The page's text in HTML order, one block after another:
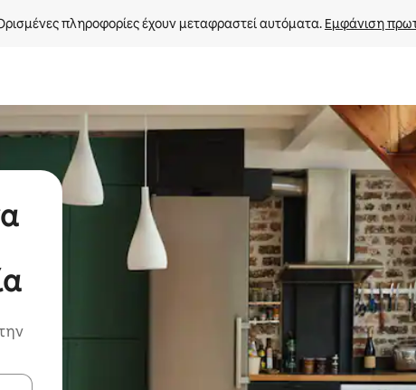
πληροφορίες έχουν μεταφραστεί αυτόματα. Εμφάνιση